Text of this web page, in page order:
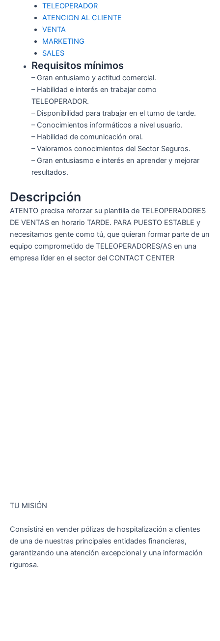
TELEOPERADOR
ATENCION AL CLIENTE
VENTA
MARKETING
SALES
Requisitos mínimos
– Gran entusiamo y actitud comercial.
– Habilidad e interés en trabajar como
TELEOPERADOR.
– Disponibilidad para trabajar en el turno de tarde.
– Conocimientos informáticos a nivel usuario.
– Habilidad de comunicación oral.
– Valoramos conocimientos del Sector Seguros.
– Gran entusiasmo e interés en aprender y mejorar
resultados.
Descripción
ATENTO precisa reforzar su plantilla de TELEOPERADORES
DE VENTAS en horario TARDE. PARA PUESTO ESTABLE y
necesitamos gente como tú, que quieran formar parte de un
equipo comprometido de TELEOPERADORES/AS en una
empresa líder en el sector del CONTACT CENTER
TU MISIÓN
Consistirá en vender pólizas de hospitalización a clientes
de una de nuestras principales entidades financieras,
garantizando una atención excepcional y una información
rigurosa.